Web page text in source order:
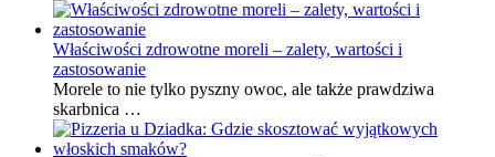
Właściwości zdrowotne moreli – zalety, wartości i
zastosowanie
Morele to nie tylko pyszny owoc, ale także prawdziwa
skarbnica …